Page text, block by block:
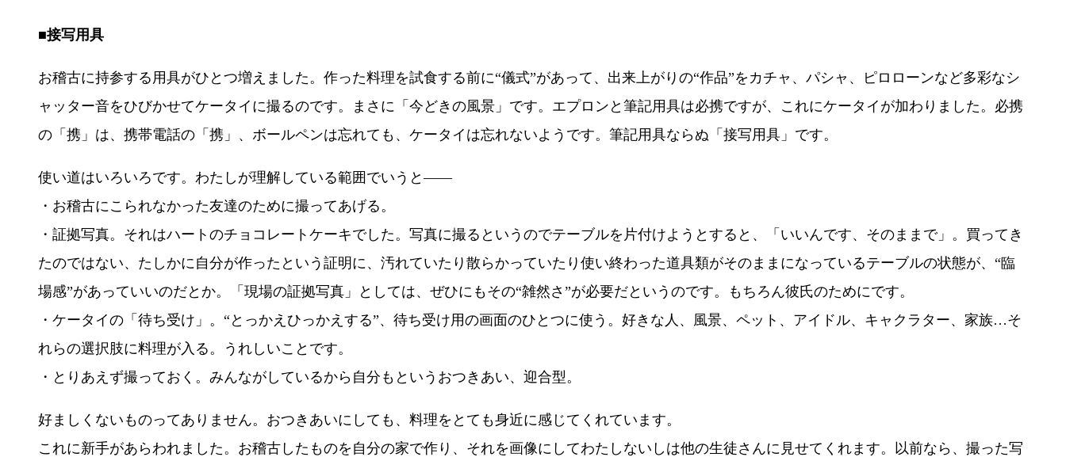
■接写用具
お稽古に持参する用具がひとつ増えました。作った料理を試食する前に“儀式”があって、出来上がりの“作品”をカチャ、パシャ、ピロローンなど多彩なシ
ャッター音をひびかせてケータイに撮るのです。まさに「今どきの風景」です。エプロンと筆記用具は必携ですが、これにケータイが加わりました。必携
の「携」は、携帯電話の「携」、ボールペンは忘れても、ケータイは忘れないようです。筆記用具ならぬ「接写用具」です。
使い道はいろいろです。わたしが理解している範囲でいうと――
・お稽古にこられなかった友達のために撮ってあげる。
・証拠写真。それはハートのチョコレートケーキでした。写真に撮るというのでテーブルを片付けようとすると、「いいんです、そのままで」。買ってき
たのではない、たしかに自分が作ったという証明に、汚れていたり散らかっていたり使い終わった道具類がそのままになっているテーブルの状態が、“臨
場感”があっていいのだとか。「現場の証拠写真」としては、ぜひにもその“雑然さ”が必要だというのです。もちろん彼氏のためにです。
・ケータイの「待ち受け」。“とっかえひっかえする”、待ち受け用の画面のひとつに使う。好きな人、風景、ペット、アイドル、キャクラター、家族…そ
れらの選択肢に料理が入る。うれしいことです。
・とりあえず撮っておく。みんながしているから自分もというおつきあい、迎合型。
好ましくないものってありません。おつきあいにしても、料理をとても身近に感じてくれています。
これに新手があらわれました。お稽古したものを自分の家で作り、それを画像にしてわたしないしは他の生徒さんに見せてくれます。以前なら、撮った写